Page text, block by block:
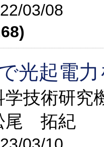
03/08
光起電
学技術研
尾 拓紀